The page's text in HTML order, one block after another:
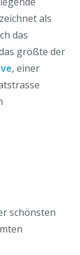
als
das
größte der
, einer
schönsten